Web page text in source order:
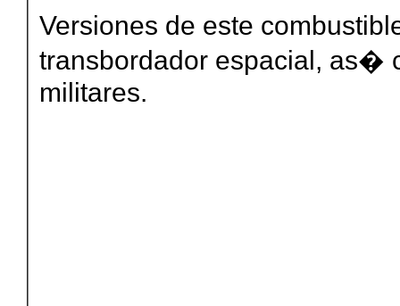
Versiones de este
transbordador espacial, as�
militares.